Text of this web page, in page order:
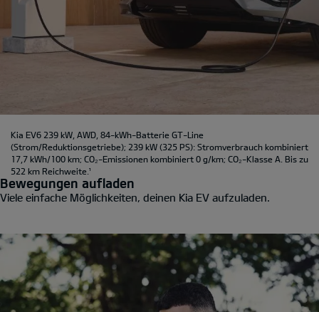
Kia EV6 239 kW, AWD, 84-kWh-Batterie GT-Line
(Strom/Reduktionsgetriebe); 239 kW (325 PS): Stromverbrauch kombiniert
17,7 kWh/100 km; CO₂-Emissionen kombiniert 0 g/km; CO₂-Klasse A. Bis zu
522 km Reichweite. ¹
Bewegungen aufladen
Viele einfache Möglichkeiten, deinen Kia EV aufzuladen.